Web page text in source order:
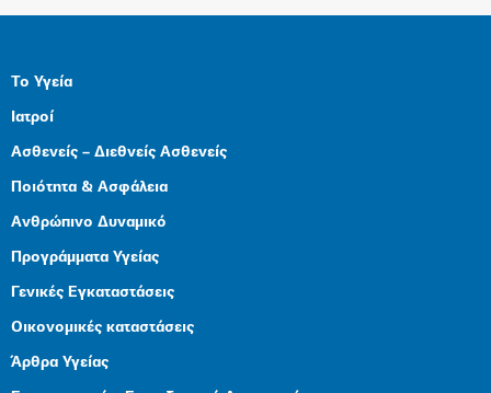
Το Υγεία
Ιατροί
Ασθενείς – Διεθνείς Ασθενείς
Ποιότητα & Ασφάλεια
Ανθρώπινο Δυναμικό
Προγράμματα Υγείας
Γενικές Εγκαταστάσεις
Οικονομικές καταστάσεις
Άρθρα Υγείας